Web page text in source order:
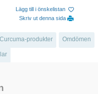
Lägg till i önskelistan
Skriv ut denna sida
produkter Omdömen